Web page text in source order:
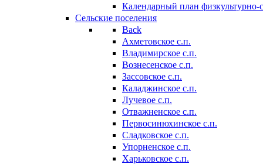
Календарный план
Сельские поселения
Back
Ахметовское с.п.
Владимирское с.п.
Вознесенское с.п.
Зассовское с.п.
Каладжинское с.п.
Лучевое с.п.
Отважненское с.п.
Первосинюхинское с.п.
Сладковское с.п.
Упорненское с.п.
Харьковское с.п.